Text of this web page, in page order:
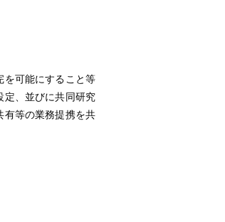
可能にすること等
定、並びに共同研究
有等の業務提携を共